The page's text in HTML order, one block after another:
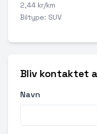
2,44 kr/km
Biltype: SUV
Bliv kontaktet
Navn